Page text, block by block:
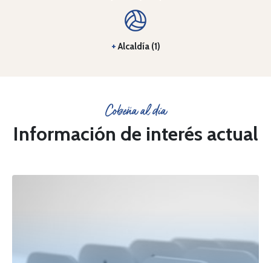
+Alcaldía (1)
Cobeña al día
Información de interés actual